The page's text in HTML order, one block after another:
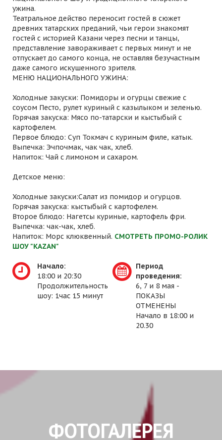
ужина.
Театральное действо переносит гостей в сюжет
древних татарских преданий, чьи герои знакомят
гостей с историей Казани через песни и танцы,
представление завораживает с первых минут и не
отпускает до самого конца, не оставляя безучастным
даже самого искушенного зрителя.
МЕНЮ НАЦИОНАЛЬНОГО УЖИНА:
Холодные закуски: Помидоры и огурцы свежие с
соусом Песто, рулет куриный с казылыком и зеленью.
Горячая закуска: Мясо по-татарски и кыстыбый с
картофелем.
Первое блюдо: Суп Токмач с куриным филе, катык.
Выпечка: Эчпочмак, чак чак, хлеб.
Напиток: Чай с лимоном и сахаром.
Детское меню:
Холодные закуски:Салат из помидор и огурцов.
Горячая закуска: кыстыбый с картофелем.
Второе блюдо: Нагетсы куриные, картофель фри.
Выпечка: чак-чак, хлеб.
Напиток: Морс клюквенный. СМОТРЕТЬ ПРОМО-РОЛИК
ШОУ "KAZAN"
Начало:
18:00 и 20:30
Продолжительность
шоу: 1час 15 минут
Период
проведения:
6, 7 и 8 мая -
ПОКАЗЫ
ОТМЕНЕНЫ
Начало в 18:00 и
20.30
ФОТОГАЛЕРЕЯ